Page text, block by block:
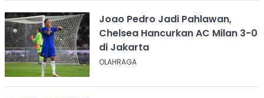
Joao Pedro Jadi Pahlawan,
Chelsea Hancurkan AC Milan 3-0
di Jakarta
OLAHRAGA